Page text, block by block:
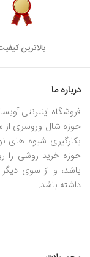
بالاترین
درباره ما
فروشگاه اینترنتی
بکارگیری شیوه های
حوزه خرید روشی را
باشد، و از سوی دیگر
داشته باشد.